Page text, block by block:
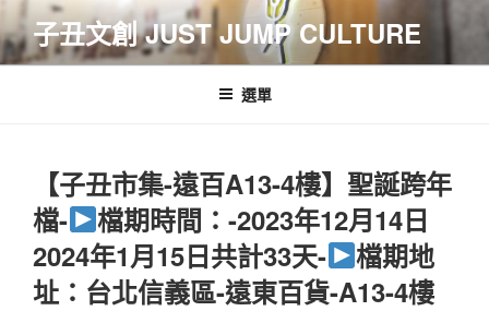
跳
至
主
子丑文創 JUST JUMP CULTURE
選單
【子丑市集-遠百A13-4樓】聖誕跨年
檔-
檔期時間：-2023年12月14日
2024年1月15日共計33天-
檔期地
址：台北信義區-遠東百貨-A13-4樓